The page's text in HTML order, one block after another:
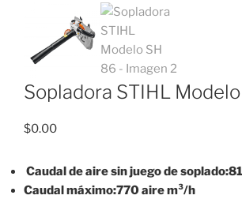
Sopladora STIHL
$0.00
Caudal de aire sin juego de
Caudal máximo:770 aire m³/h